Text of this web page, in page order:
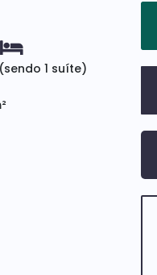
1 suíte)